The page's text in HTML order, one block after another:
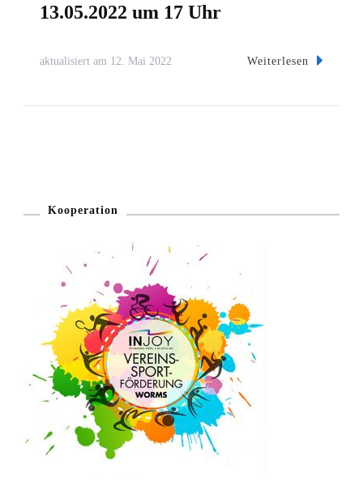
13.05.2022 um 17 Uhr
aktualisiert am 12. Mai 2022 Weiterlesen
Kooperation